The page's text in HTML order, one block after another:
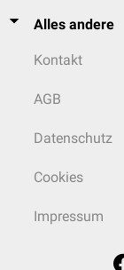
Alles andere
Kontakt
AGB
Datenschutz
Cookies
Impressum